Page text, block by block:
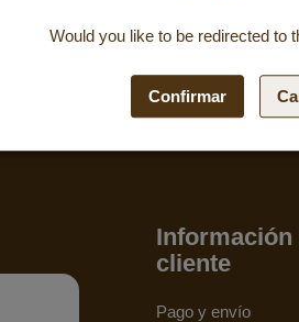
Información
cliente
Pago y envío
Would you like to be redirected to
Confirmar